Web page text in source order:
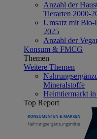
Anzahl der
Tierarten 2000-
Umsatz mit Bio-
2025
Anzahl der
Konsum & FMCG
Themen
Weitere Themen
Mineralstoffe
Heimtiermarkt
Top Report